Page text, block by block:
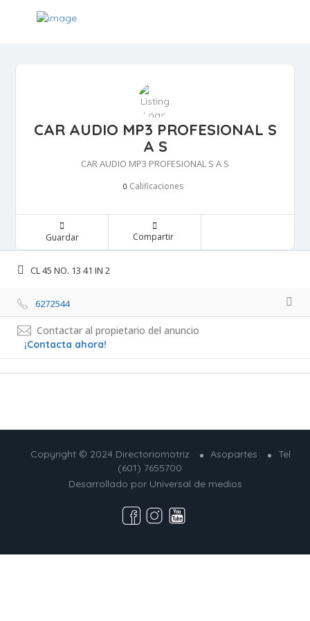
CAR AUDIO MP3 PROFESIONAL S
A S
CAR AUDIO MP3 PROFESIONAL S A S
0 Calificaciones
Guardar Compartir
CL 45 NO. 13 41 IN 2
6272544
Contactar al propietario del anuncio
¡Contacta ahora!
Copyright © 2024 Directoriomotriz Asopartes
Tel
(601) 7655700
Desarrollado por Universal de medios